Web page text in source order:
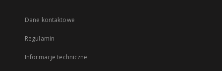
Dane kontaktowe
Regulamin
Informacje techniczne